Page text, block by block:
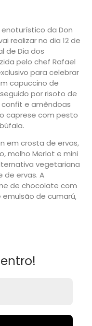
da Don
realizar no dia 12 de
de Dia dos
pelo chef Rafael
para celebrar
capuccino de
por risoto de
e amêndoas
caprese com pesto
em crosta de ervas,
molho Merlot e mini
vegetariana
de ervas. A
de chocolate com
de cumarú,